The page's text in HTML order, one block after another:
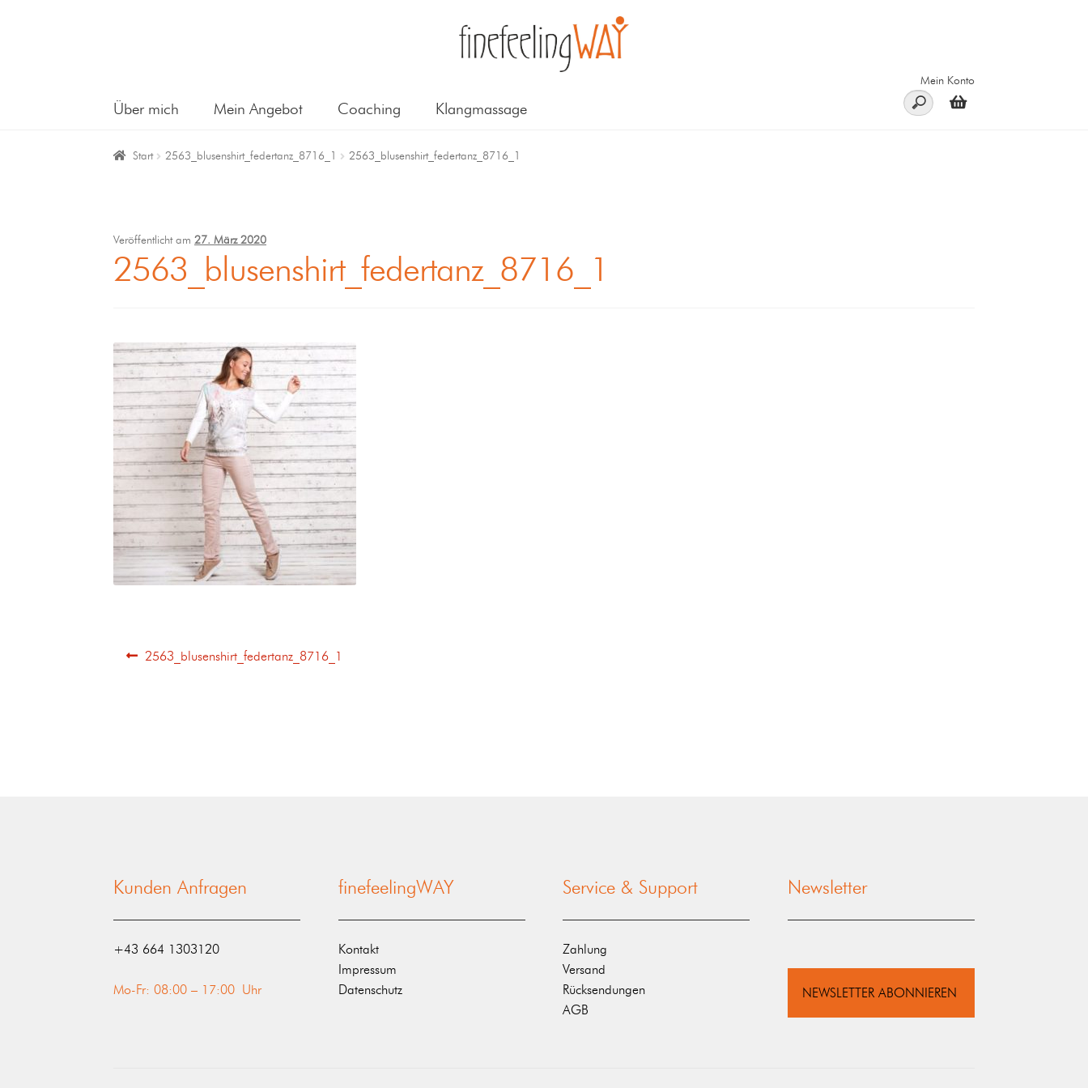
Über mich Mein Angebot Coaching Klangmassage
Mein Konto
Start 2563_blusenshirt_federtanz_8716_1 2563_blusenshirt_federtanz_8716_1
Veröffentlicht am27. März 2020
2563_blusenshirt_federtanz_8716_1
2563_blusenshirt_federtanz_8716_1
Kunden Anfragen
‭+43 664 1303120‬
Mo-Fr: 08:00 – 17:00 Uhr
finefeelingWAY
Kontakt
Impressum
Datenschutz
Service & Support
Zahlung
Versand
Rücksendungen
AGB
Newsletter
NEWSLETTER ABONNIEREN